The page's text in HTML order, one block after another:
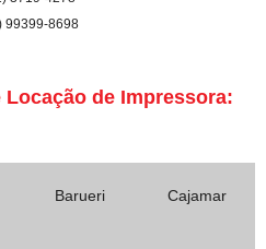
99399-8698
de Impressora:
Barueri Cajamar